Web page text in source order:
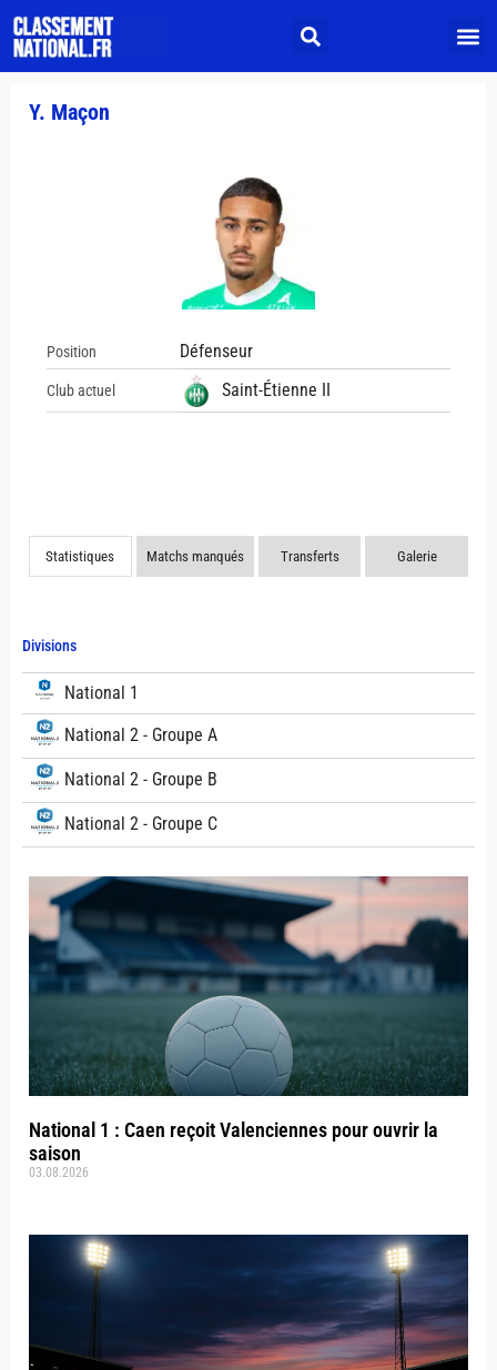
Divisions
National 1
National 2 - Groupe A
National 2 - Groupe B
National 2 - Groupe C
National 1 : Caen reçoit Valenciennes pour ouvrir la
saison
03.08.2026
Y. Maçon
Position Défenseur
Club actuel Saint-Étienne II
Statistiques Matchs manqués Transferts Galerie